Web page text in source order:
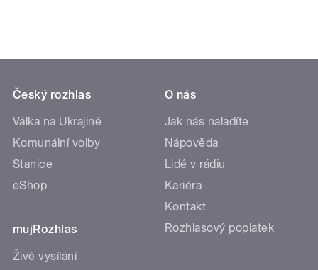
Český rozhlas
Válka na Ukrajině
Komunální volby
Stanice
eShop
mujRozhlas
Živé vysílání
O nás
Jak nás naladíte
Nápověda
Lidé v rádiu
Kariéra
Kontakt
Rozhlasový poplatek